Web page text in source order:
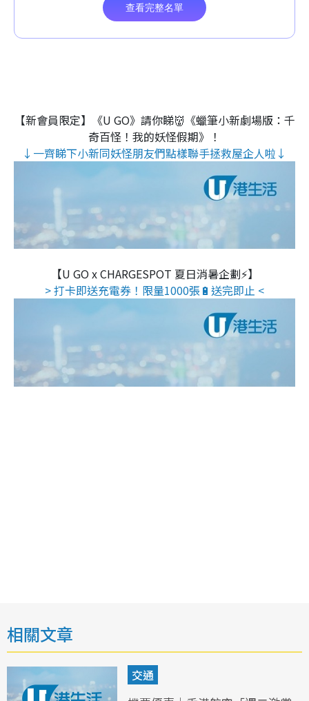
【新會員限定】《U GO》請你睇👹《蠟筆小新劇場版：千
奇百怪！我的妖怪假期》！
↓一齊睇下小新同妖怪朋友們點樣聯手拯救屋企人啦↓
【U GO x CHARGESPOT 夏日消暑企劃⚡】
> 打卡即送充電券！限量1000張🔋送完即止 <
相關文章
交通